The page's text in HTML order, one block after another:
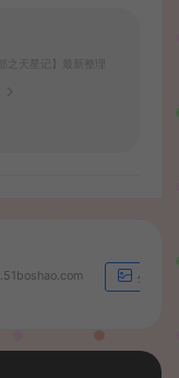
之天星记】最新整理
生成海